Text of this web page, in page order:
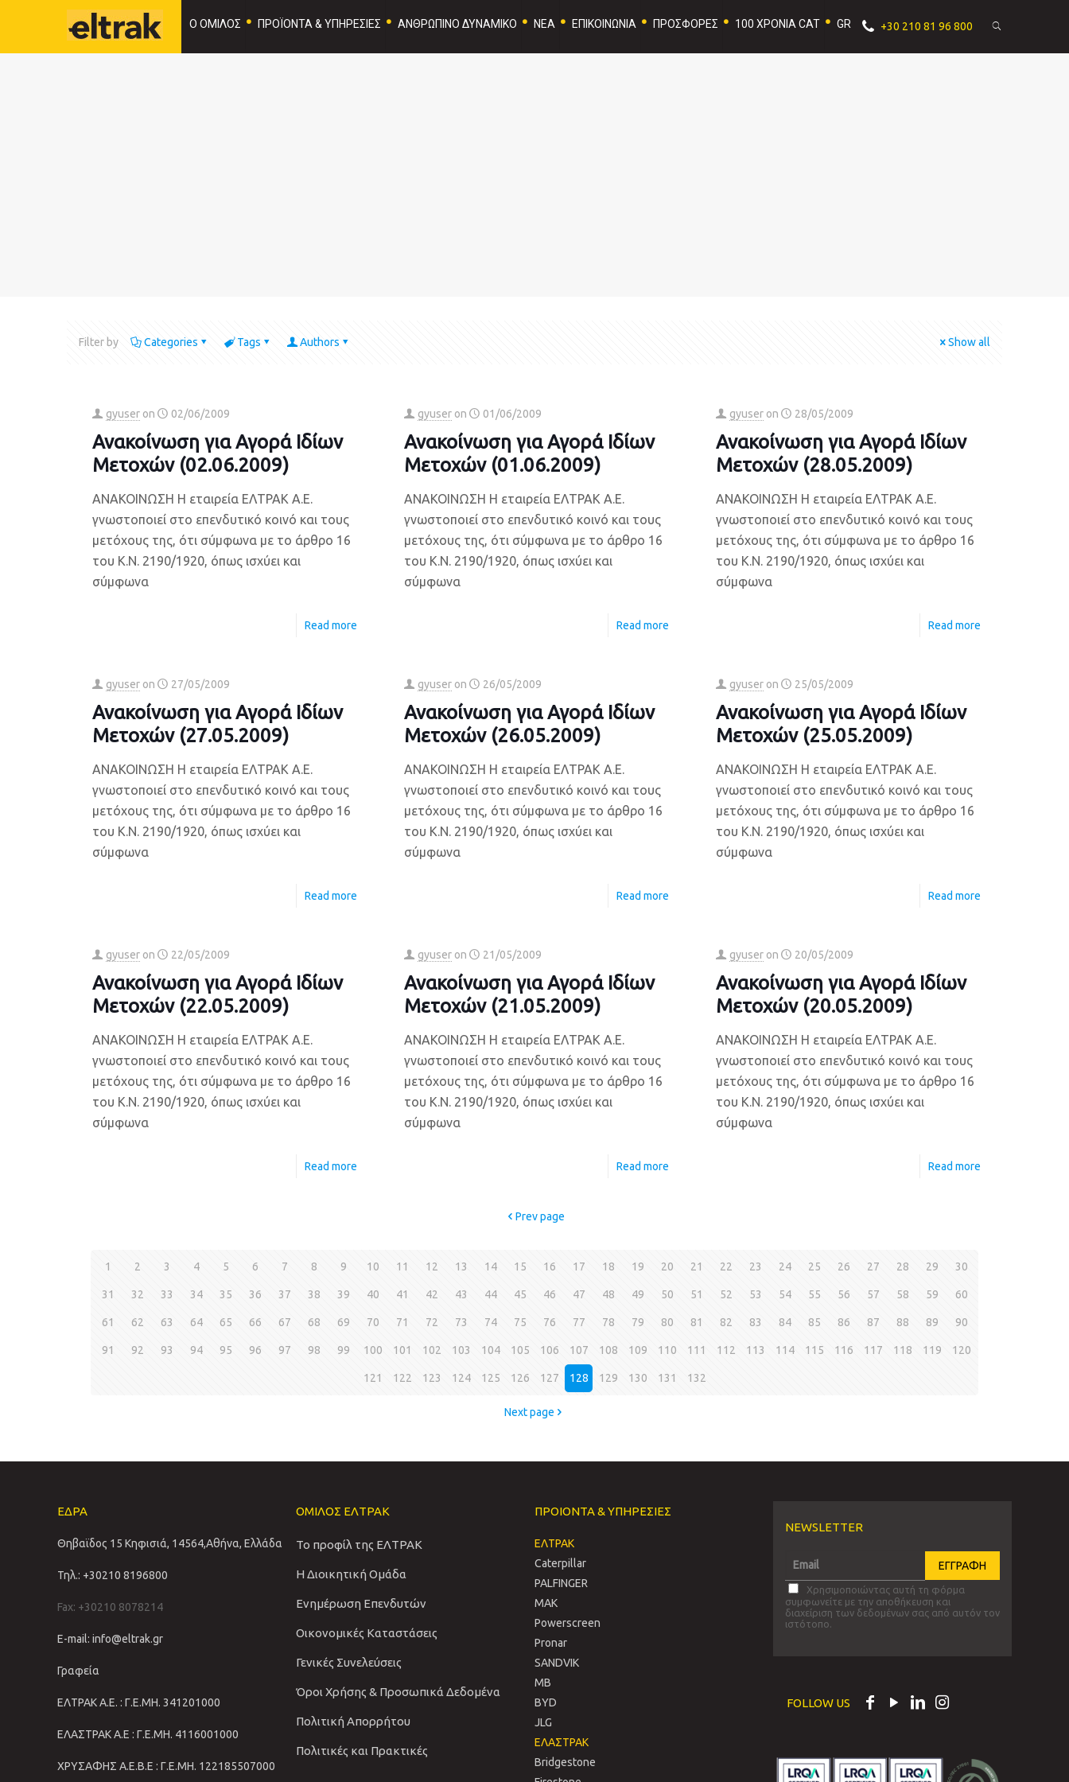
Ο ΟΜΙΛΟΣ ΠΡΟΪΟΝΤΑ & ΥΠΗΡΕΣΙΕΣ ΑΝΘΡΩΠΙΝΟ ΔΥΝΑΜΙΚΟ ΝΕΑ ΕΠΙΚΟΙΝΩΝΙΑ ΠΡΟΣΦΟΡΕΣ 100 ΧΡΟΝΙΑ CAT GR +30 210 81 96 800
Filter by Categories Tags Authors Show all
gyuser on 02/06/2009
Ανακοίνωση για Αγορά Ιδίων
Μετοχών (02.06.2009)
ΑΝΑΚΟΙΝΩΣΗ Η εταιρεία ΕΛΤΡΑΚ Α.Ε.
γνωστοποιεί στο επενδυτικό κοινό και τους
μετόχους της, ότι σύμφωνα με το άρθρο 16
του Κ.Ν. 2190/1920, όπως ισχύει και
σύμφωνα
Read more
gyuser on 01/06/2009
Ανακοίνωση για Αγορά Ιδίων
Μετοχών (01.06.2009)
ΑΝΑΚΟΙΝΩΣΗ Η εταιρεία ΕΛΤΡΑΚ Α.Ε.
γνωστοποιεί στο επενδυτικό κοινό και τους
μετόχους της, ότι σύμφωνα με το άρθρο 16
του Κ.Ν. 2190/1920, όπως ισχύει και
σύμφωνα
Read more
gyuser on 28/05/2009
Ανακοίνωση για Αγορά Ιδίων
Μετοχών (28.05.2009)
ΑΝΑΚΟΙΝΩΣΗ Η εταιρεία ΕΛΤΡΑΚ Α.Ε.
γνωστοποιεί στο επενδυτικό κοινό και τους
μετόχους της, ότι σύμφωνα με το άρθρο 16
του Κ.Ν. 2190/1920, όπως ισχύει και
σύμφωνα
Read more
gyuser on 27/05/2009
Ανακοίνωση για Αγορά Ιδίων
Μετοχών (27.05.2009)
ΑΝΑΚΟΙΝΩΣΗ Η εταιρεία ΕΛΤΡΑΚ Α.Ε.
γνωστοποιεί στο επενδυτικό κοινό και τους
μετόχους της, ότι σύμφωνα με το άρθρο 16
του Κ.Ν. 2190/1920, όπως ισχύει και
σύμφωνα
Read more
gyuser on 26/05/2009
Ανακοίνωση για Αγορά Ιδίων
Μετοχών (26.05.2009)
ΑΝΑΚΟΙΝΩΣΗ Η εταιρεία ΕΛΤΡΑΚ Α.Ε.
γνωστοποιεί στο επενδυτικό κοινό και τους
μετόχους της, ότι σύμφωνα με το άρθρο 16
του Κ.Ν. 2190/1920, όπως ισχύει και
σύμφωνα
Read more
gyuser on 25/05/2009
Ανακοίνωση για Αγορά Ιδίων
Μετοχών (25.05.2009)
ΑΝΑΚΟΙΝΩΣΗ Η εταιρεία ΕΛΤΡΑΚ Α.Ε.
γνωστοποιεί στο επενδυτικό κοινό και τους
μετόχους της, ότι σύμφωνα με το άρθρο 16
του Κ.Ν. 2190/1920, όπως ισχύει και
σύμφωνα
Read more
gyuser on 22/05/2009
Ανακοίνωση για Αγορά Ιδίων
Μετοχών (22.05.2009)
ΑΝΑΚΟΙΝΩΣΗ Η εταιρεία ΕΛΤΡΑΚ Α.Ε.
γνωστοποιεί στο επενδυτικό κοινό και τους
μετόχους της, ότι σύμφωνα με το άρθρο 16
του Κ.Ν. 2190/1920, όπως ισχύει και
σύμφωνα
Read more
gyuser on 21/05/2009
Ανακοίνωση για Αγορά Ιδίων
Μετοχών (21.05.2009)
ΑΝΑΚΟΙΝΩΣΗ Η εταιρεία ΕΛΤΡΑΚ Α.Ε.
γνωστοποιεί στο επενδυτικό κοινό και τους
μετόχους της, ότι σύμφωνα με το άρθρο 16
του Κ.Ν. 2190/1920, όπως ισχύει και
σύμφωνα
Read more
gyuser on 20/05/2009
Ανακοίνωση για Αγορά Ιδίων
Μετοχών (20.05.2009)
ΑΝΑΚΟΙΝΩΣΗ Η εταιρεία ΕΛΤΡΑΚ Α.Ε.
γνωστοποιεί στο επενδυτικό κοινό και τους
μετόχους της, ότι σύμφωνα με το άρθρο 16
του Κ.Ν. 2190/1920, όπως ισχύει και
σύμφωνα
Read more
Prev page
1 2 3 4 5 6 7 8 9 10 11 12 13 14 15 16 17 18 19 20 21 22 23 24 25 26 27 28 29 30
31 32 33 34 35 36 37 38 39 40 41 42 43 44 45 46 47 48 49 50 51 52 53 54 55 56 57 58 59 60
61 62 63 64 65 66 67 68 69 70 71 72 73 74 75 76 77 78 79 80 81 82 83 84 85 86 87 88 89 90
91 92 93 94 95 96 97 98 99 100 101 102 103 104 105 106 107 108 109 110 111 112 113 114 115 116 117 118 119 120
121 122 123 124 125 126 127 128 129 130 131 132
Next page
ΕΔΡΑ
Θηβαϊδος 15 Κηφισιά, 14564,Αθήνα, Ελλάδα
Τηλ.: +30210 8196800
Fax: +30210 8078214
E-mail: info@eltrak.gr
Γραφεία
ΕΛΤΡΑΚ Α.Ε. : Γ.Ε.ΜΗ. 341201000
ΕΛΑΣΤΡΑΚ Α.Ε : Γ.Ε.ΜΗ. 4116001000
ΧΡΥΣΑΦΗΣ Α.Ε.Β.Ε : Γ.Ε.ΜΗ. 122185507000
ΟΜΙΛΟΣ ΕΛΤΡΑΚ
Το προφίλ της ΕΛΤΡΑΚ
Η Διοικητική Ομάδα
Ενημέρωση Επενδυτών
Οικονομικές Καταστάσεις
Γενικές Συνελεύσεις
Όροι Χρήσης & Προσωπικά Δεδομένα
Πολιτική Απορρήτου
Πολιτικές και Πρακτικές
ΠΡΟΙΟΝΤΑ & ΥΠΗΡΕΣΙΕΣ
ΕΛΤΡΑΚ
Caterpillar
PALFINGER
MAK
Powerscreen
Pronar
SANDVIΚ
MB
BYD
JLG
ΕΛΑΣΤΡΑΚ
Bridgestone
NEWSLETTER
Χρησιμοποιώντας αυτή τη φόρμα
συμφωνείτε με την αποθήκευση και
διαχείριση των δεδομένων σας από αυτόν τον
ιστότοπο.
FOLLOW US